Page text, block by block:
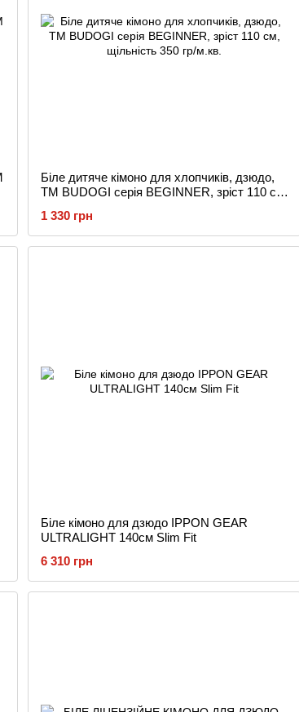
Біле дитяче кімоно для хлопчиків, дзюдо,
TM BUDOGI серія BEGINNER, зріст 110 см,
1 330 грн
Біле кімоно для дзюдо IPPON GEAR
ULTRALIGHT 140см Slim Fit
6 310 грн